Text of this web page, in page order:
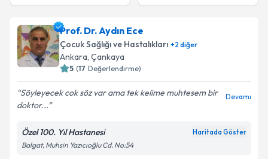
Prof. Dr. Aydın Ece
Çocuk Sağlığı ve Hastalıkları +2 diğer
Ankara, Çankaya
5 (17 Değerlendirme)
Söyleyecek cok söz var ama tek kelime muhtesem bir
doktor...
Devamı
Özel 100. Yıl Hastanesi Haritada Göster
Balgat, Muhsin Yazıcıoğlu Cd. No:54